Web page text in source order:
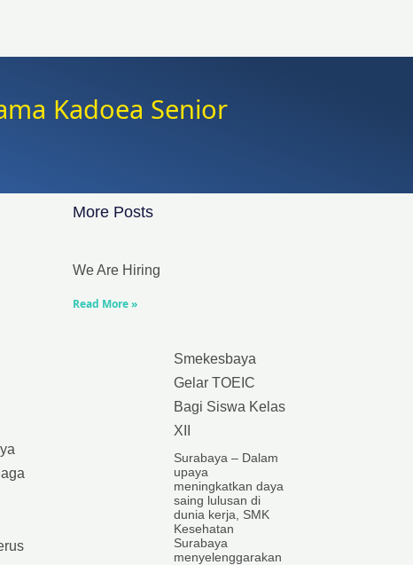
Kadoea Senior
More Posts
We Are Hiring
Read More »
Smekesbaya
Gelar TOEIC
Bagi Siswa Kelas
XII
Surabaya – Dalam
upaya
meningkatkan daya
saing lulusan di
dunia kerja, SMK
Kesehatan
Surabaya
menyelenggarakan